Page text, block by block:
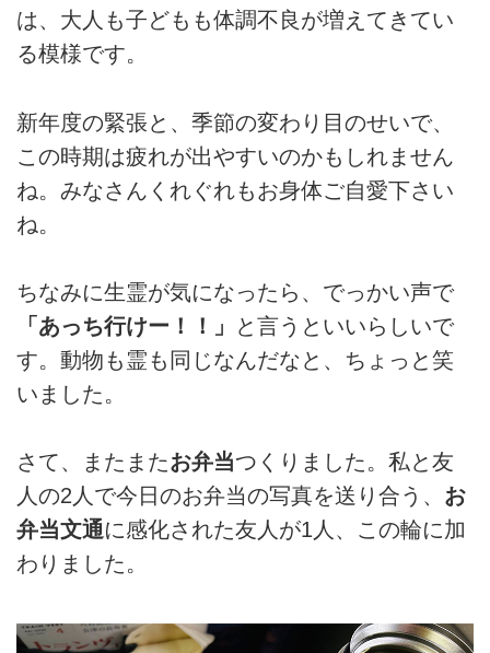
は、大人も子どもも体調不良が増えてきてい
る模様です。
新年度の緊張と、季節の変わり目のせいで、
この時期は疲れが出やすいのかもしれません
ね。みなさんくれぐれもお身体ご自愛下さい
ね。
ちなみに生霊が気になったら、でっかい声で
「あっち行けー！！」
と言うといいらしいで
す。動物も霊も同じなんだなと、ちょっと笑
いました。
さて、またまたお弁当つくりました。私と友
人の2人で今日のお弁当の写真を送り合う、 お
弁当文通に感化された友人が1人、この輪に加
わりました。